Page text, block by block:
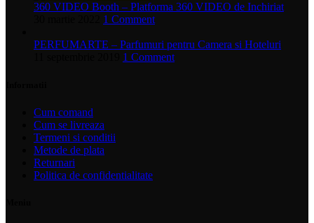
360 VIDEO Booth – Platforma 360 VIDEO de Inchiriat
1 Comment
PERFUMARTE – Parfumuri pentru Camera si Hoteluri
1 Comment
Cum comand
Cum se livreaza
Termeni si conditii
Metode de plata
Returnari
Politica de confidentialitate